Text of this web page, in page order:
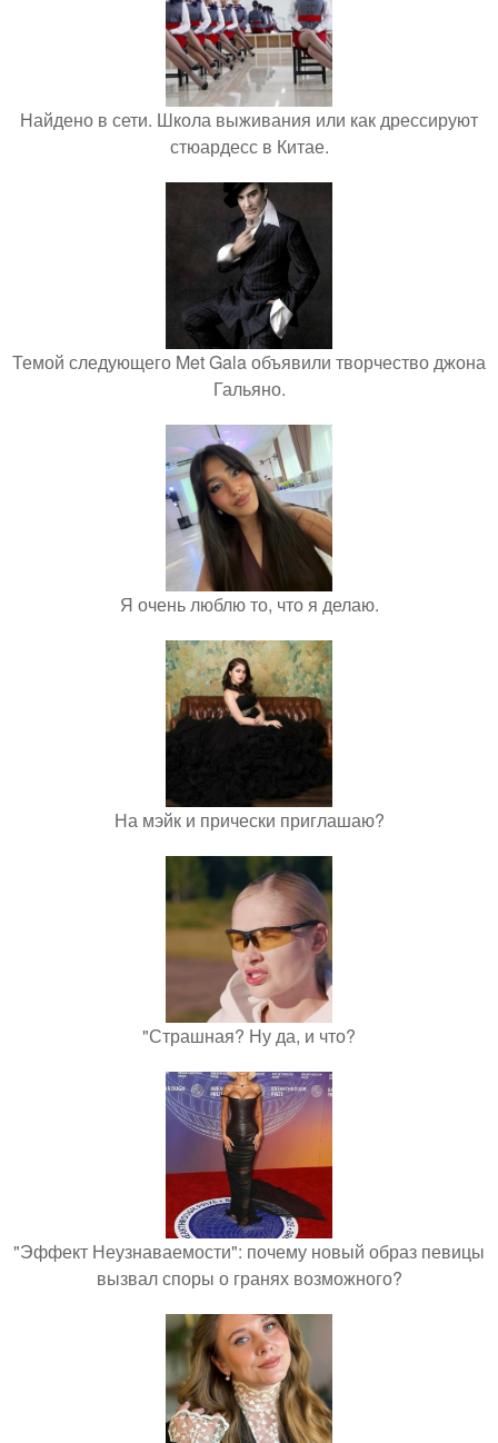
Найдено в сети. Школа выживания или как дрессируют
стюардесс в Китае.
Темой следующего Met Gala объявили творчество джона
Гальяно.
Я очень люблю то, что я делаю.
На мэйк и прически приглашаю?
"Страшная? Ну да, и что?
"Эффект Неузнаваемости": почему новый образ певицы
вызвал споры о гранях возможного?